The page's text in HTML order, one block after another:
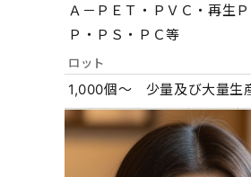
Ａ－ＰＥＴ・ＰＶＣ・再生
Ｐ・ＰＳ・ＰＣ等
ロット
1,000個～ 少量及び大量生